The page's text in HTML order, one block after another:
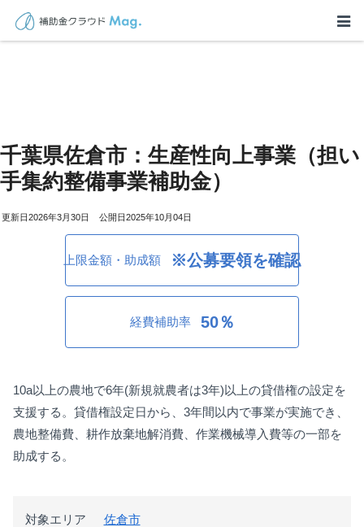
千葉県佐倉市：生産性向上事業（担い
手集約整備事業補助金）
2026年3月30日 2025年10月04日
上限金額・助成額 ※公募要領を確認
経費補助率 50％
10a以上の農地で6年(新規就農者は3年)以上の貸借権の設定を
支援する。貸借権設定日から、3年間以内で事業が実施でき、
農地整備費、耕作放棄地解消費、作業機械導入費等の一部を
助成する。
対象エリア 佐倉市